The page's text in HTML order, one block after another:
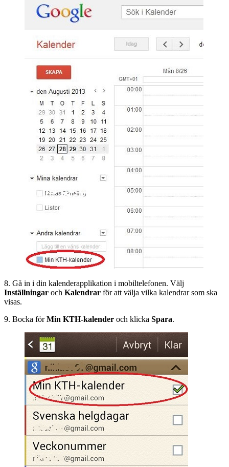
8. Gå in i din kalenderapplikation i mobiltelefonen. Välj
Inställningar och Kalendrar för att välja vilka kalendrar som ska
visas.
9. Bocka förMin KTH-kalender och klicka Spara.